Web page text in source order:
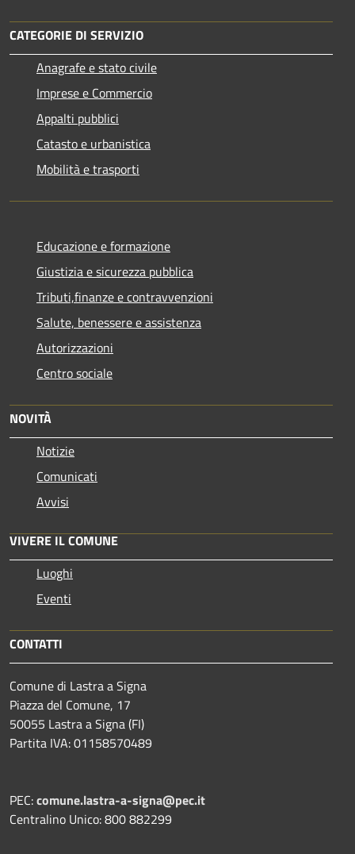
CATEGORIE DI SERVIZIO
Anagrafe e stato civile
Imprese e Commercio
Appalti pubblici
Catasto e urbanistica
Mobilità e trasporti
Educazione e formazione
Giustizia e sicurezza pubblica
Tributi,finanze e contravvenzioni
Salute, benessere e assistenza
Autorizzazioni
Centro sociale
NOVITÀ
Notizie
Comunicati
Avvisi
VIVERE IL COMUNE
Luoghi
Eventi
CONTATTI
Comune di Lastra a Signa
Piazza del Comune, 17
50055 Lastra a Signa (FI)
Partita IVA: 01158570489
PEC:comune.lastra-a-signa@pec.it
Centralino Unico: 800 882299